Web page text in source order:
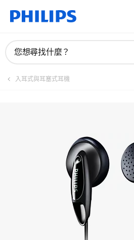
您想尋找什麼？
入耳式與耳塞式耳機
註冊產品